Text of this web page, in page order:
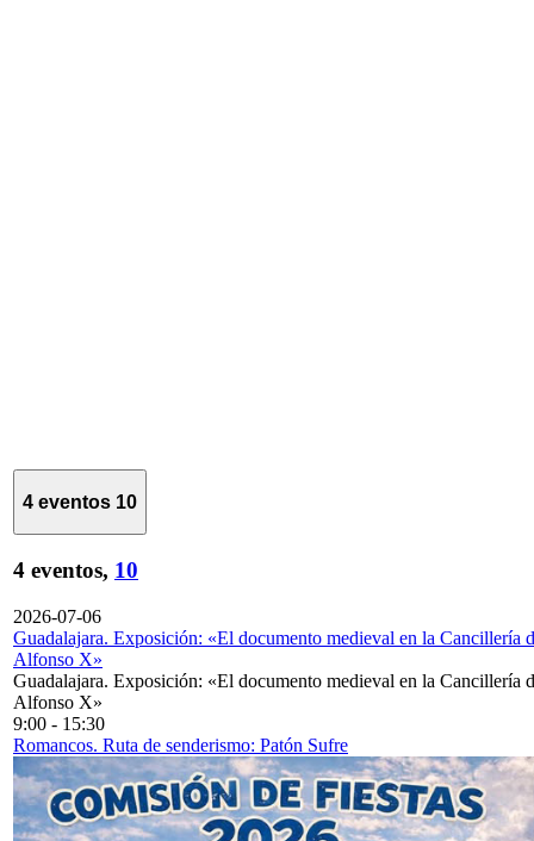
4 eventos 10
4 eventos, 10
2026-07-06
Guadalajara. Exposición: «El documento medieval en la Cancillería
Alfonso X»
Guadalajara. Exposición: «El documento medieval en la Cancillería
Alfonso X»
9:00 - 15:30
Romancos. Ruta de senderismo: Patón Sufre